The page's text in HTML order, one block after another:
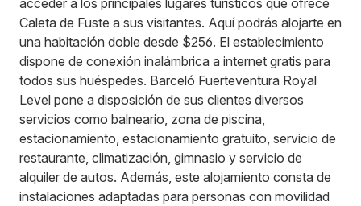
Caleta de Fuste a sus visitantes. Aquí podrás alojarte en
una habitación doble desde $256. El establecimiento
dispone de conexión inalámbrica a internet gratis para
todos sus huéspedes. Barceló Fuerteventura Royal
Level pone a disposición de sus clientes diversos
servicios como balneario, zona de piscina,
estacionamiento, estacionamiento gratuito, servicio de
restaurante, climatización, gimnasio y servicio de
alquiler de autos. Además, este alojamiento consta de
instalaciones adaptadas para personas con movilidad